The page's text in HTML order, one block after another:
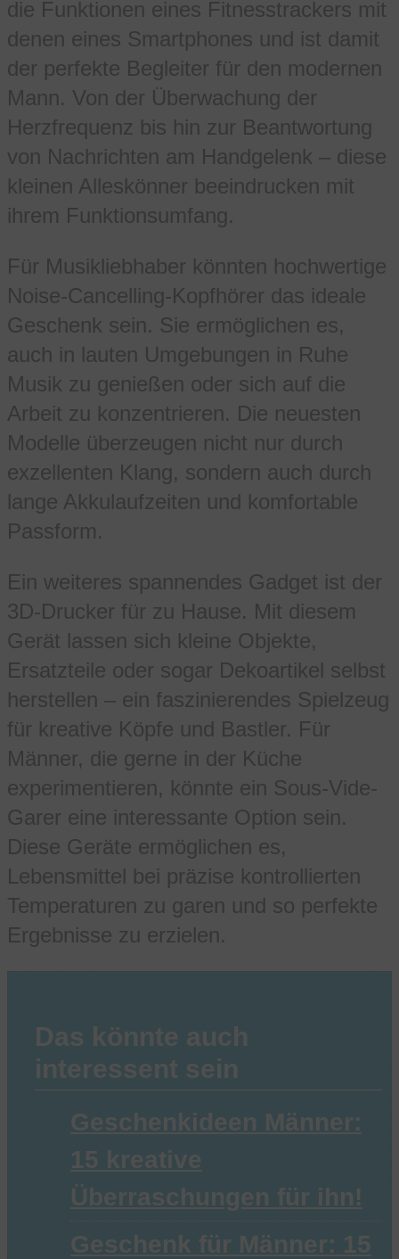
die Funktionen eines Fitnesstrackers mit
denen eines Smartphones und ist damit
der perfekte Begleiter für den modernen
Mann. Von der Überwachung der
Herzfrequenz bis hin zur Beantwortung
von Nachrichten am Handgelenk – diese
kleinen Alleskönner beeindrucken mit
ihrem Funktionsumfang.
Für Musikliebhaber könnten hochwertige
Noise-Cancelling-Kopfhörer das ideale
Geschenk sein. Sie ermöglichen es,
auch in lauten Umgebungen in Ruhe
Musik zu genießen oder sich auf die
Arbeit zu konzentrieren. Die neuesten
Modelle überzeugen nicht nur durch
exzellenten Klang, sondern auch durch
lange Akkulaufzeiten und komfortable
Passform.
Ein weiteres spannendes Gadget ist der
3D-Drucker für zu Hause. Mit diesem
Gerät lassen sich kleine Objekte,
Ersatzteile oder sogar Dekoartikel selbst
herstellen – ein faszinierendes Spielzeug
für kreative Köpfe und Bastler. Für
Männer, die gerne in der Küche
experimentieren, könnte ein Sous-Vide-
Garer eine interessante Option sein.
Diese Geräte ermöglichen es,
Lebensmittel bei präzise kontrollierten
Temperaturen zu garen und so perfekte
Ergebnisse zu erzielen.
Das könnte auch
interessent sein
Geschenkideen Männer:
15 kreative
Überraschungen für ihn!
Geschenk für Männer: 15